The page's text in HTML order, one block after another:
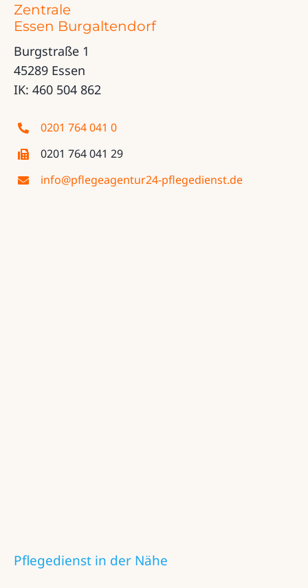
Zentrale
Essen Burgaltendorf
Burgstraße 1
45289 Essen
IK: 460 504 862
0201 764 041 0
0201 764 041 29
info@pflegeagentur24-pflegedienst.de
Pflegedienst in der Nähe